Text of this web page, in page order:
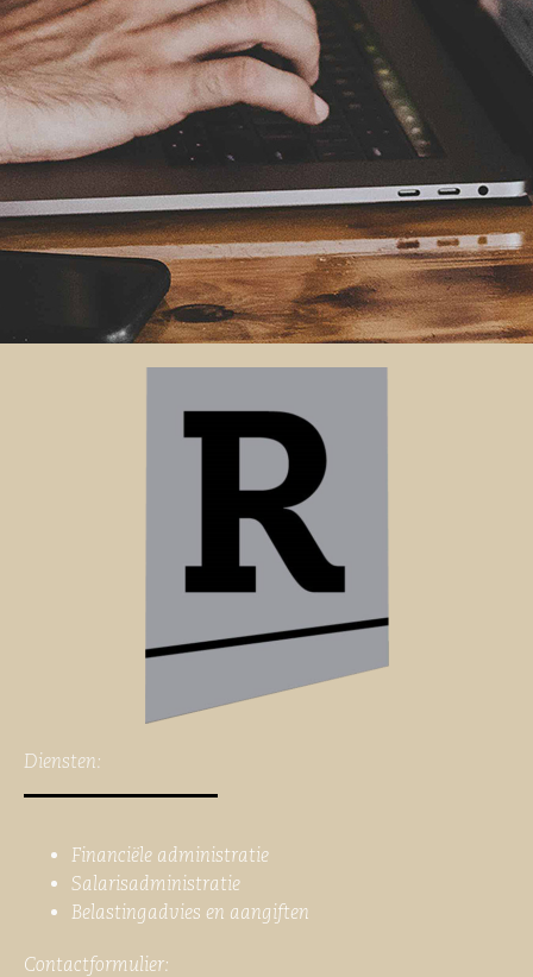
Diensten:
Financiële administratie
Salarisadministratie
Belastingadvies en aangiften
Contactformulier: